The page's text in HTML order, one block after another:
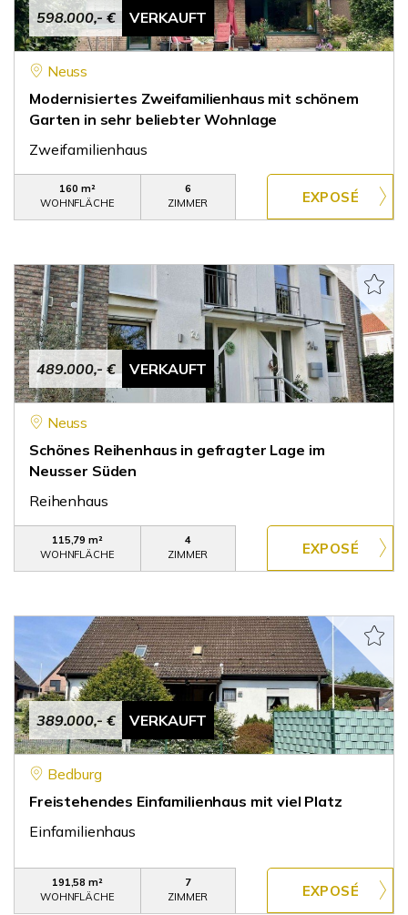
598.000,- € VERKAUFT
Neuss
Modernisiertes Zweifamilienhaus mit schönem
Garten in sehr beliebter Wohnlage
Zweifamilienhaus
160 m²
WOHNFLÄCHE
6
ZIMMER
489.000,- € VERKAUFT
Neuss
Schönes Reihenhaus in gefragter Lage im
Neusser Süden
Reihenhaus
115,79 m²
WOHNFLÄCHE
4
ZIMMER
389.000,- € VERKAUFT
Bedburg
Freistehendes Einfamilienhaus mit viel Platz
Einfamilienhaus
191,58 m²
WOHNFLÄCHE
7
ZIMMER